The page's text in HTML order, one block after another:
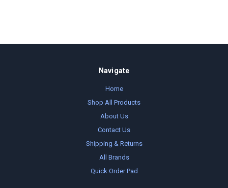
Navigate
Home
Shop All Products
About Us
Contact Us
Shipping & Returns
All Brands
Quick Order Pad